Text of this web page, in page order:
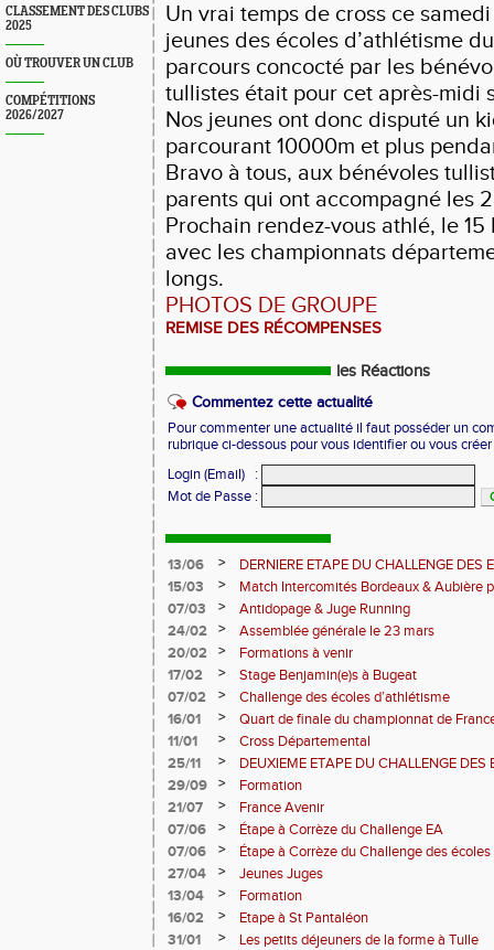
CLASSEMENT DES CLUBS
2025
OÙ TROUVER UN CLUB
COMPÉTITIONS
2026/2027
Un vrai temps de cross ce
jeunes des écoles d’athlétisme
parcours concocté par les
tullistes était pour cet après-midi
Nos jeunes ont donc disputé un
parcourant 10000m et plus
Bravo à tous, aux bénévoles
parents qui ont accompagné les
Prochain rendez-vous athlé, le
avec les championnats
longs.
PHOTOS DE GROUPE
REMISE DES RÉCOMPENSES
les Réactions
Commentez cette actualité
Pour commenter une actualité il faut posséder un
rubrique ci-dessous pour vous identifier ou vous
Login (Email)
:
Mot de Passe :
13/06 >
DERNIERE ETAPE DU CHALLENGE DES
15/03
>
Match Intercomités Bordeaux & Aubière
Pantaléon
07/03 >
Antidopage & Juge Running
24/02
>
Assemblée générale le 23 mars
20/02
>
Formations à venir
17/02
>
Stage Benjamin(e)s à Bugeat
07/02
>
Challenge des écoles d’athlétisme
16/01
>
Quart de finale du championnat de
11/01
>
Cross Départemental
25/11
>
DEUXIEME ETAPE DU CHALLENGE DES
29/09
>
Formation
21/07
>
France Avenir
07/06
>
Étape à Corrèze du Challenge EA
07/06
>
Étape à Corrèze du Challenge des
27/04
>
Jeunes Juges
13/04
>
Formation
16/02
>
Etape à St Pantaléon
31/01
>
Les petits déjeuners de la forme à Tulle